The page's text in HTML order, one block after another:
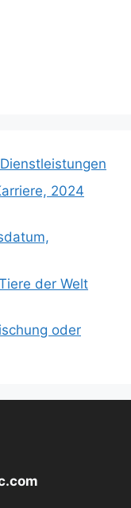
2024
der Welt
oder